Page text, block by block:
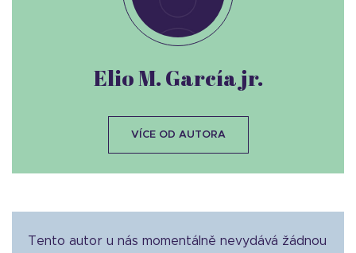
Tento autor u nás momentálně nevydává žádnou
Elio M. García jr.
VÍCE OD AUTORA